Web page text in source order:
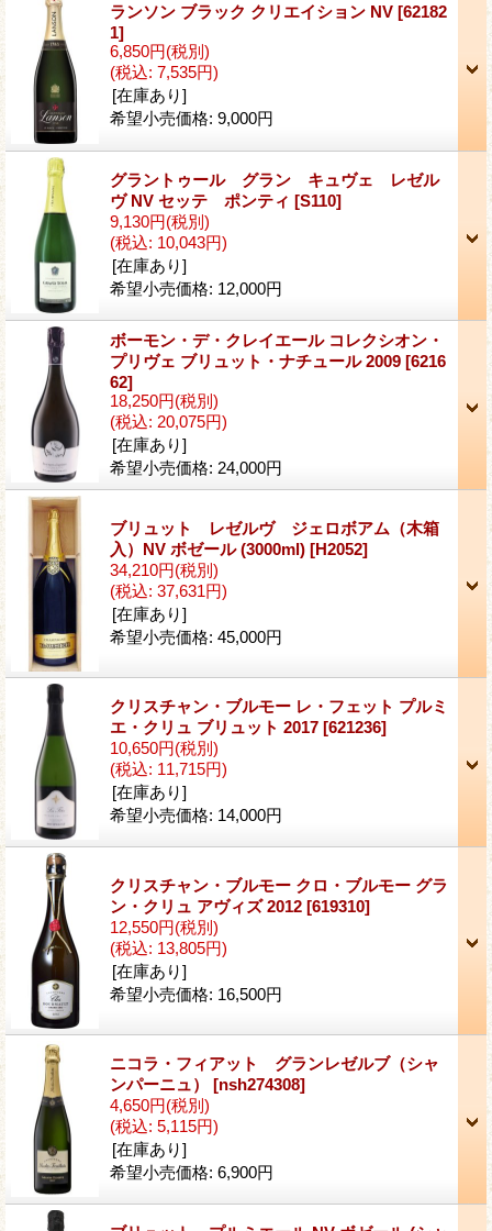
ランソン ブラック クリエイション NV [62182
1]
6,850円(税別)
(税込: 7,535円)
[在庫あり]
希望小売価格: 9,000円
グラントゥール グラン キュヴェ レゼル
ヴ NV セッテ ポンティ [S110]
9,130円(税別)
(税込: 10,043円)
[在庫あり]
希望小売価格: 12,000円
ボーモン・デ・クレイエール コレクシオン・
プリヴェ ブリュット・ナチュール 2009 [6216
62]
18,250円(税別)
(税込: 20,075円)
[在庫あり]
希望小売価格: 24,000円
ブリュット レゼルヴ ジェロボアム（木箱
入）NV ボゼール (3000ml) [H2052]
34,210円(税別)
(税込: 37,631円)
[在庫あり]
希望小売価格: 45,000円
クリスチャン・ブルモー レ・フェット プルミ
エ・クリュ ブリュット 2017 [621236]
10,650円(税別)
(税込: 11,715円)
[在庫あり]
希望小売価格: 14,000円
クリスチャン・ブルモー クロ・ブルモー グラ
ン・クリュ アヴィズ 2012 [619310]
12,550円(税別)
(税込: 13,805円)
[在庫あり]
希望小売価格: 16,500円
ニコラ・フィアット グランレゼルブ（シャ
ンパーニュ） [nsh274308]
4,650円(税別)
(税込: 5,115円)
[在庫あり]
希望小売価格: 6,900円